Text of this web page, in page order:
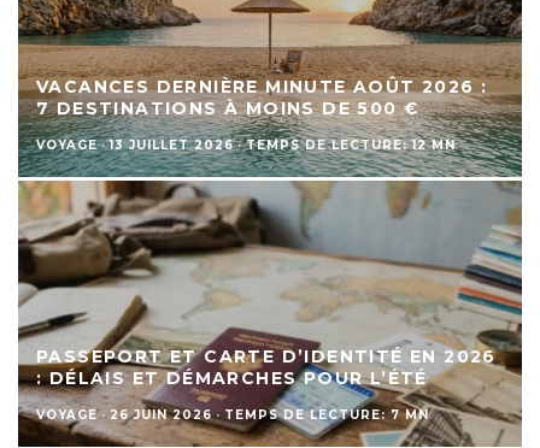
VACANCES DERNIÈRE MINUTE AOÛT 2026 :
7 DESTINATIONS À MOINS DE 500 €
VOYAGE · 13 JUILLET 2026 · TEMPS DE LECTURE: 12 MN
PASSEPORT ET CARTE D’IDENTITÉ EN 2026
: DÉLAIS ET DÉMARCHES POUR L’ÉTÉ
VOYAGE · 26 JUIN 2026 · TEMPS DE LECTURE: 7 MN